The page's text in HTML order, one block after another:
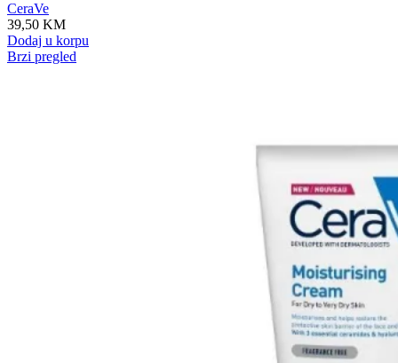
CeraVe
39,50 KM
Dodaj u korpu
Brzi pregled